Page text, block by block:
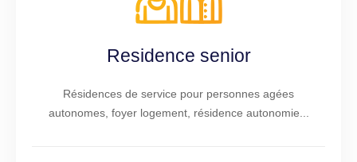
Residence senior
Résidences de service pour personnes agées
autonomes, foyer logement, résidence autonomie...